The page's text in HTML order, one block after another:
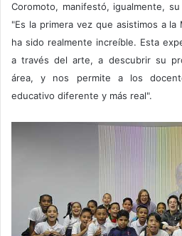
Coromoto, manifestó, igualmente,
"Es la primera vez que asistimos a la
ha sido realmente increíble. Esta
a través del arte, a descubrir su
área, y nos permite a los
educativo diferente y más real".